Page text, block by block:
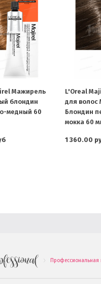
Мажирель
блондин
медный 60
L'Oreal
для волос
Блондин
мокка 60
1 360.00
Профессиональная